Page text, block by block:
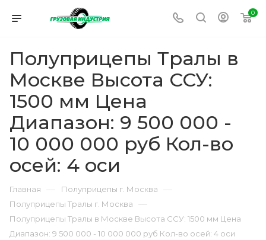
0
Полуприцепы Тралы в
Москве Высота ССУ:
1500 мм Цена
Диапазон: 9 500 000 -
10 000 000 руб Кол-во
осей: 4 оси
Главная — Полуприцепы г. Москва —
Полуприцепы Тралы г. Москва —
Полуприцепы Тралы в Москве Высота ССУ: 1500 мм Цена
Диапазон: 9 500 000 - 10 000 000 руб Кол-во осей: 4 оси